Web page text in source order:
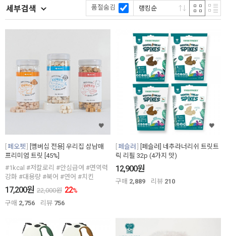
세부검색 랭킹순
품절숨김
페오펫
[멤버십 전용] 우리집 삼남매
프리미엄 트릿 [45%]
#1kcal #저칼로리 #안심급여 #면역력
강화 #대용량 #북어 #연어 #치킨
17,200원 22,000원 22%
구매 2,756 리뷰 756
페슬러
[페슬러] 네추라너리쉬 트릿트
릭 리필 32p (4가지 맛)
12,900원
구매 2,889 리뷰 210